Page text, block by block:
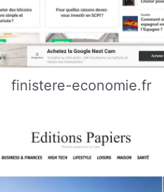
finistere-economie.fr